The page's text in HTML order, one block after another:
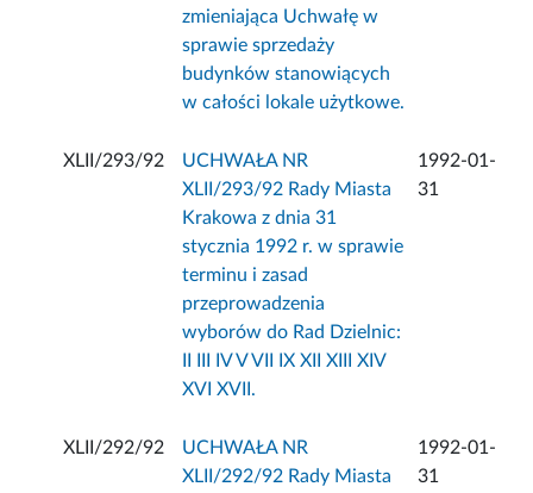
zmieniająca Uchwałę w
sprawie sprzedaży
budynków stanowiących
w całości lokale użytkowe.
XLII/293/92
UCHWAŁA NR
XLII/293/92 Rady Miasta
Krakowa z dnia 31
stycznia 1992 r. w sprawie
terminu i zasad
przeprowadzenia
wyborów do Rad Dzielnic:
II III IV V VII IX XII XIII XIV
XVI XVII.
1992-01-
31
XLII/292/92
UCHWAŁA NR
XLII/292/92 Rady Miasta
1992-01-
31